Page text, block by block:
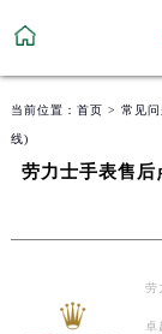
当前位置： 首页 > 常见问
线)
劳力士手表售
劳